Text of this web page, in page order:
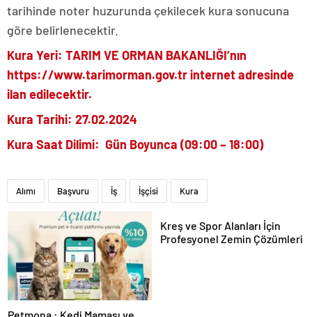
tarihinde noter huzurunda çekilecek kura sonucuna
göre belirlenecektir.
Kura Yeri: TARIM VE ORMAN BAKANLIĞI’nın
https://www.tarimorman.gov.tr internet adresinde
ilan edilecektir.
Kura Tarihi: 27.02.2024
Kura Saat Dilimi: Gün Boyunca (09:00 – 18:00)
Alımı Başvuru İş İşçisi Kura
Petmona : Kedi Maması ve
Kreş ve Spor Alanları İçin
Profesyonel Zemin Çözümleri